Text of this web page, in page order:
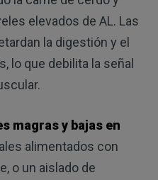
elevados de AL. Las
la digestión y el
lo que debilita la señal
magras y bajas en
alimentados con
o un aislado de